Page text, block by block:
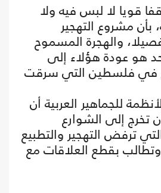
قويا لا لبس فيه ولا
بأن مشروع التهجير
والهجرة المسموح
هو عودة هؤلاء إلى
في فلسطين التي سرقت
للجماهير العربية أن
تخرج إلى الشوارع
ترفض التهجير والتطبيع
وتطالب بقطع العلاقات مع